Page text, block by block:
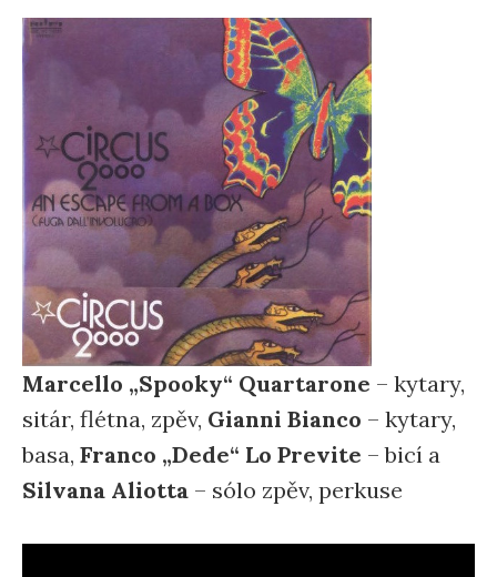
Marcello „Spooky“ Quartarone – kytary,
sitár, flétna, zpěv, Gianni Bianco – kytary,
basa, Franco „Dede“ Lo Previte – bicí a
Silvana Aliotta – sólo zpěv, perkuse